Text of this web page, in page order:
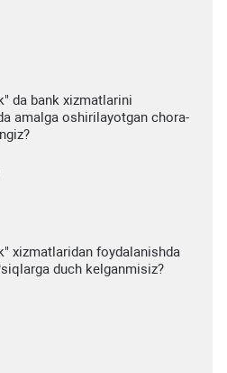
da bank xizmatlarini
amalga oshirilayotgan chora-
xizmatlaridan foydalanishda
duch kelganmisiz?